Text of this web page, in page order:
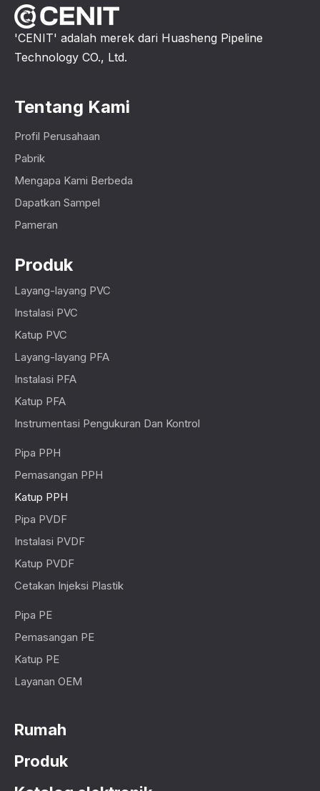
'CENIT' adalah merek dari Huasheng Pipeline
Technology CO., Ltd.
Tentang Kami
Profil Perusahaan
Pabrik
Mengapa Kami Berbeda
Dapatkan Sampel
Pameran
Produk
Layang-layang PVC
Instalasi PVC
Katup PVC
Layang-layang PFA
Instalasi PFA
Katup PFA
Instrumentasi Pengukuran Dan Kontrol
Pipa PPH
Pemasangan PPH
Katup PPH
Pipa PVDF
Instalasi PVDF
Katup PVDF
Cetakan Injeksi Plastik
Pipa PE
Pemasangan PE
Katup PE
Layanan OEM
Rumah
Produk